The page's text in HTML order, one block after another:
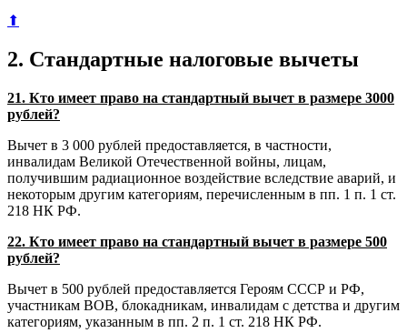
⬆
2. Стандартные налоговые вычеты
21. Кто имеет право на стандартный вычет в размере 3000
рублей?
Вычет в 3 000 рублей предоставляется, в частности,
инвалидам Великой Отечественной войны, лицам,
получившим радиационное воздействие вследствие аварий, и
некоторым другим категориям, перечисленным в пп. 1 п. 1 ст.
218 НК РФ.
22. Кто имеет право на стандартный вычет в размере 500
рублей?
Вычет в 500 рублей предоставляется Героям СССР и РФ,
участникам ВОВ, блокадникам, инвалидам с детства и другим
категориям, указанным в пп. 2 п. 1 ст. 218 НК РФ.